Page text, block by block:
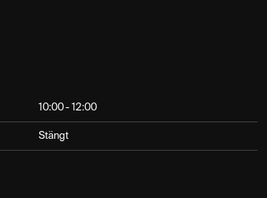
10:00 - 12:00
Stängt